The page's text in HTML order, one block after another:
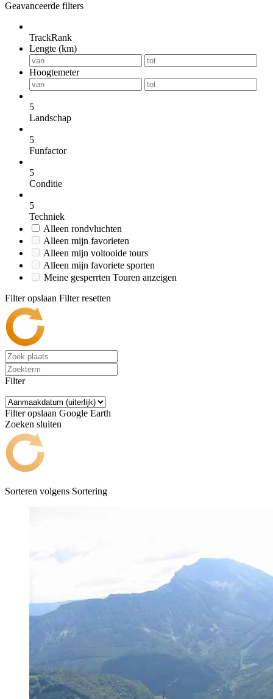
Geavanceerde filters
TrackRank
Lengte (km)
Hoogtemeter
5
Landschap
5
Funfactor
5
Conditie
5
Techniek
Alleen rondvluchten
Alleen mijn favorieten
Alleen mijn voltooide tours
Alleen mijn favoriete sporten
Meine gesperrten Touren anzeigen
Filter opslaan Filter resetten
Filter
Filter opslaan Google Earth
Zoeken sluiten
Sorteren volgens Sortering